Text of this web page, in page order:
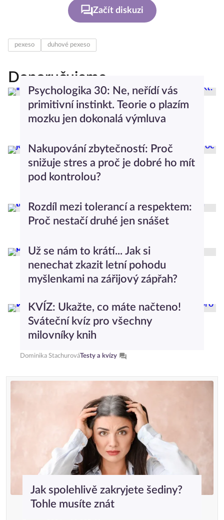
Začít diskuzi
pexeso duhové pexeso
Doporučujeme
Psychologika 30: Ne, neřídí vás
primitivní instinkt. Teorie o plazím
mozku jen dokonalá výmluva
Nakupování zbytečností: Proč
snižuje stres a proč je dobré ho mít
pod kontrolou?
Rozdíl mezi tolerancí a respektem:
Proč nestačí druhé jen snášet
Už se nám to krátí... Jak si
nenechat zkazit letní pohodu
myšlenkami na zářijový zápřah?
Barbora Šťastná
KVÍZ: Ukažte, co máte načteno!
Sváteční kvíz pro všechny
milovníky knih
Dominika StachurováTesty a kvízy
Jak spolehlivě zakryjete šediny?
Tohle musíte znát